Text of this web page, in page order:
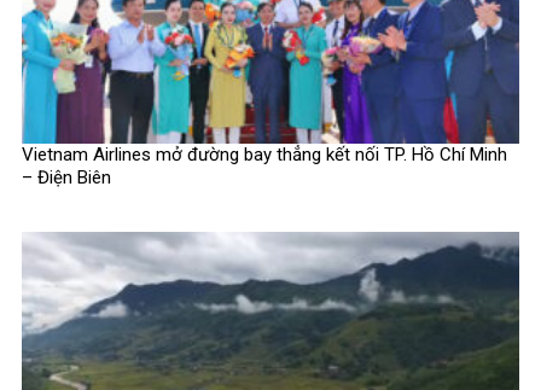
Vietnam Airlines mở đường bay thẳng kết nối TP. Hồ Chí Minh
– Điện Biên